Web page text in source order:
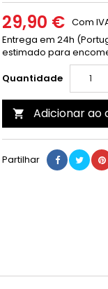
29,90 € Com
Entrega em 24h
estimado para
Quantidade
 Adicionar ao
Partilhar